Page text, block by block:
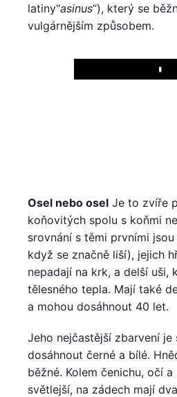
latiny"asinus“), který se
vulgárnějším způsobem.
Play
Osel nebo osel Je to zvíře
koňovitých spolu s koňmi
srovnání s těmi prvními
když se značně liší), jejich
nepadají na krk, a delší uši,
tělesného tepla. Mají také
a mohou dosáhnout 40 let.
Jeho nejčastější zbarvení
dosáhnout černé a bílé.
běžné. Kolem čenichu, očí
světlejší, na zádech mají